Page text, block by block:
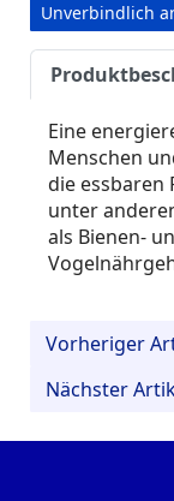
Unverbindlich
Eine
Menschen
die essbaren
unter
als Bienen-
Vorheriger
Nächster